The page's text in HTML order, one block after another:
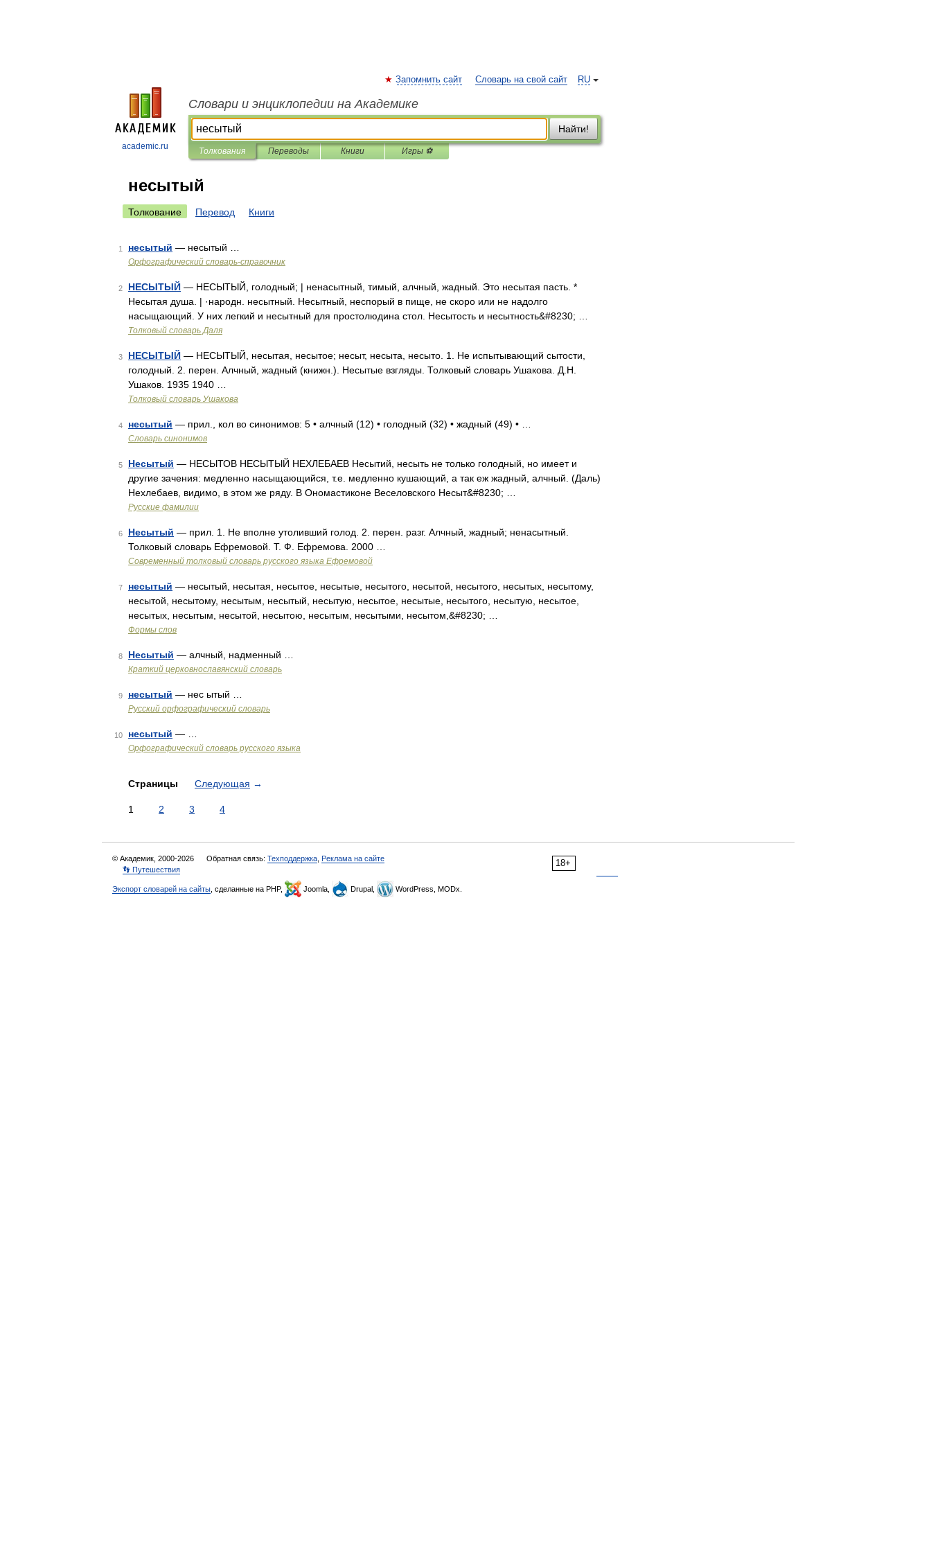
academic.ru
RU
Запомнить сайт Словарь на свой сайт
Словари и энциклопедии на Академике
Найти!
Толкования Переводы Книги Игры ⚽
несытый
Толкование Перевод Книги
1 несытый — несытый …
Орфографический словарь-справочник
2 НЕСЫТЫЙ — НЕСЫТЫЙ, голодный; | ненасытный, тимый, алчный, жадный. Это несытая пасть. *
Несытая душа. | ·народн. несытный. Несытный, неспорый в пище, не скоро или не надолго
насыщающий. У них легкий и несытный для простолюдина стол. Несытость и несытность&#8230; …
Толковый словарь Даля
3 НЕСЫТЫЙ — НЕСЫТЫЙ, несытая, несытое; несыт, несыта, несыто. 1. Не испытывающий сытости,
голодный. 2. перен. Алчный, жадный (книжн.). Несытые взгляды. Толковый словарь Ушакова. Д.Н.
Ушаков. 1935 1940 …
Толковый словарь Ушакова
4 несытый — прил., кол во синонимов: 5 • алчный (12) • голодный (32) • жадный (49) • …
Словарь синонимов
5 Несытый — НЕСЫТОВ НЕСЫТЫЙ НЕХЛЕБАЕВ Несытий, несыть не только голодный, но имеет и
другие зачения: медленно насыщающийся, т.е. медленно кушающий, а так еж жадный, алчный. (Даль)
Нехлебаев, видимо, в этом же ряду. В Ономастиконе Веселовского Несыт&#8230; …
Русские фамилии
6 Несытый — прил. 1. Не вполне утоливший голод. 2. перен. разг. Алчный, жадный; ненасытный.
Толковый словарь Ефремовой. Т. Ф. Ефремова. 2000 …
Современный толковый словарь русского языка Ефремовой
7 несытый — несытый, несытая, несытое, несытые, несытого, несытой, несытого, несытых, несытому,
несытой, несытому, несытым, несытый, несытую, несытое, несытые, несытого, несытую, несытое,
несытых, несытым, несытой, несытою, несытым, несытыми, несытом,&#8230; …
Формы слов
8 Несытый — алчный, надменный …
Краткий церковнославянский словарь
9 несытый — нес ытый …
Русский орфографический словарь
10 несытый — …
Орфографический словарь русского языка
Страницы Следующая →
1 2 3 4
18+
© Академик, 2000-2026 Обратная связь: Техподдержка Реклама на сайте
👣 Путешествия
Экспорт словарей на сайты , сделанные на PHP, Joomla, Drupal, WordPress, MODx.